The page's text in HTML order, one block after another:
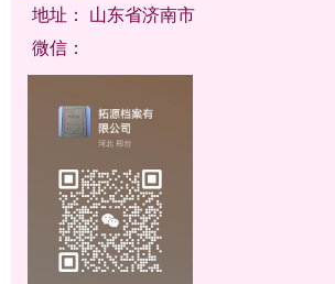
地址： 山东省济南市
微信：